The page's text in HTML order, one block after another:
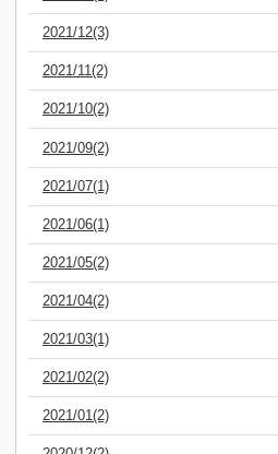
2021/12(3)
2021/11(2)
2021/10(2)
2021/09(2)
2021/07(1)
2021/06(1)
2021/05(2)
2021/04(2)
2021/03(1)
2021/02(2)
2021/01(2)